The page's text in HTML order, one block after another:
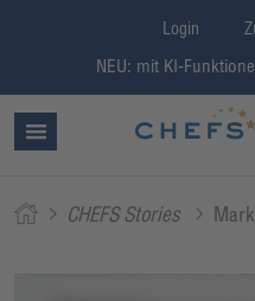
Login
NEU: mit KI-
CHEFS Stories